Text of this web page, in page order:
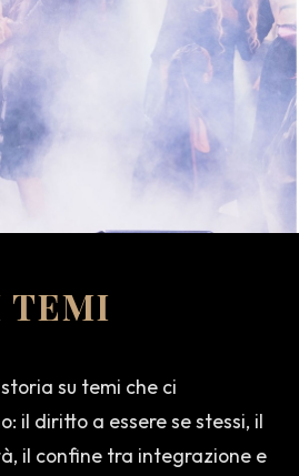
TEMI
su temi che ci
il diritto a essere se stessi, il
il confine tra integrazione e